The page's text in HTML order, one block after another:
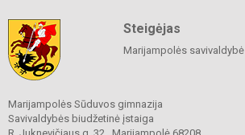
Steigėjas
Marijampolės savivaldybė
Marijampolės Sūduvos gimnazija
Savivaldybės biudžetinė įstaiga